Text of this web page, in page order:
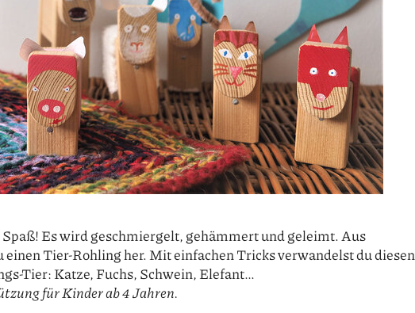
Es wird geschmiergelt, gehämmert und geleimt. Aus
Tier-Rohling her. Mit einfachen Tricks verwandelst du diesen
Tier: Katze, Fuchs, Schwein, Elefant…
für Kinder ab 4 Jahren.